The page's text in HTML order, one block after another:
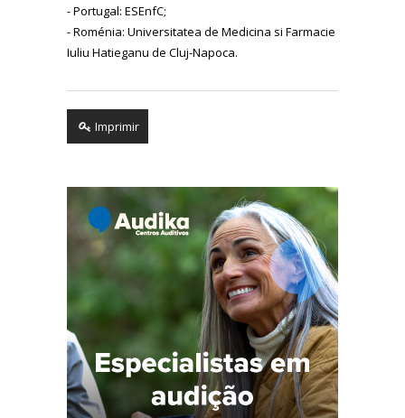
- Portugal: ESEnfC;
- Roménia: Universitatea de Medicina si Farmacie
Iuliu Hatieganu de Cluj-Napoca.
Imprimir